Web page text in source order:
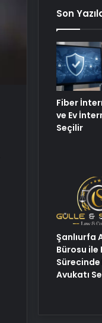
Son
Fiber
ve Ev
Seçilir
Şanlıurfa
Bürosu ile
Avukatı